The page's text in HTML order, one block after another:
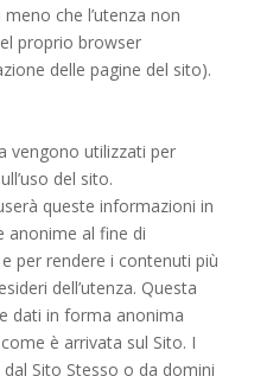
che l’utenza non
proprio browser
delle pagine del sito).
vengono utilizzati per
del sito.
queste informazioni in
anonime al fine di
per rendere i contenuti più
dell’utenza. Questa
dati in forma anonima
è arrivata sul Sito. I
Sito Stesso o da domini